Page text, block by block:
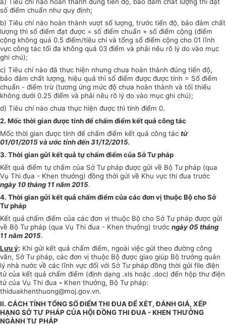
số điểm chuẩn như quy định;
b) Tiêu chí nào hoàn thành vượt số lượng, trước tiến độ, bảo đảm chất
lượng thì số điểm đạt được = số điểm chuẩn + số điểm cộng (điểm
cộng không quá 0.5 điểm/tiêu chí và tổng số điểm cộng cho 01 lĩnh
vực công tác tối đa không quá 03 điểm và phải nêu rõ lý do vào mục
ghi chú);
c) Tiêu chí nào đã thực hiện nhưng chưa hoàn thành đúng tiến độ,
bảo đảm chất lượng, hiệu quả thì số điểm được được tính = Số điểm
chuẩn - điểm trừ (tương ứng mức độ chưa hoàn thành và tối thiểu
không dưới 0.25 điểm và phải nêu rõ lý do vào mục ghi chú);
d) Tiêu chí nào chưa thực hiện được thì tính điểm 0.
2. Mốc thời gian được tính để chấm điểm kết quả công tác
Mốc thời gian được tính để chấm điểm kết quả công tác từ
01/01/2015 và ước tính đến 31/12/2015.
3. Thời gian gửi kết quả tự chấm điểm của Sở Tư pháp
Kết quả điểm tự chấm của Sở Tư pháp được gửi về Bộ Tư pháp (qua
Vụ Thi đua - Khen thưởng) đồng thời gửi về Khu vực thi đua trước
ngày 10 tháng 11 năm 2015.
4. Thời gian gửi kết quả chấm điểm của các đơn vị thuộc Bộ cho Sở
Tư pháp
Kết quả chấm điểm của các đơn vị thuộc Bộ cho Sở Tư pháp được gửi
về Bộ Tư pháp (qua Vụ Thi đua - Khen thưởng) trước ngày 05 tháng
11 năm 2015.
Lưu ý: Khi gửi kết quả chấm điểm, ngoài việc gửi theo đường công
văn, Sở Tư pháp, các đơn vị thuộc Bộ được giao giúp Bộ trưởng quản
lý nhà nước về các lĩnh vực đối với Sở Tư pháp đồng thời gửi file điện
tử của kết quả chấm điểm (định dạng .xls hoặc .doc) đến hộp thư điện
tử của Vụ Thi đua - Khen thưởng, Bộ Tư pháp:
thiduakhenthuong@moj.gov.vn.
II. CÁCH TÍNH TỔNG SỐ ĐIỂM THI ĐUA ĐỂ XÉT, ĐÁNH GIÁ, XẾP
HẠNG SỞ TƯ PHÁP CỦA HỘI ĐỒNG THI ĐUA - KHEN THƯỞNG
NGÀNH TƯ PHÁP